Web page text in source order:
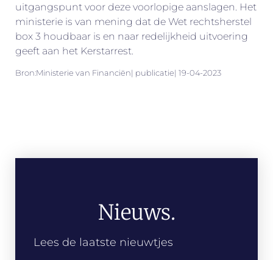
uitgangspunt voor deze voorlopige aanslagen. Het
ministerie is van mening dat de Wet rechtsherstel
box 3 houdbaar is en naar redelijkheid uitvoering
geeft aan het Kerstarrest.
Bron:Ministerie van Financiën| publicatie| 19-04-2023
Nieuws.
Lees de laatste nieuwtjes